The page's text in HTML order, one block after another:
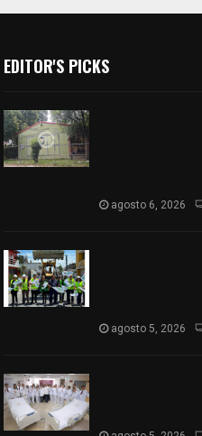
EDITOR'S PICKS
agosto 6, 2026
agosto 5, 2026